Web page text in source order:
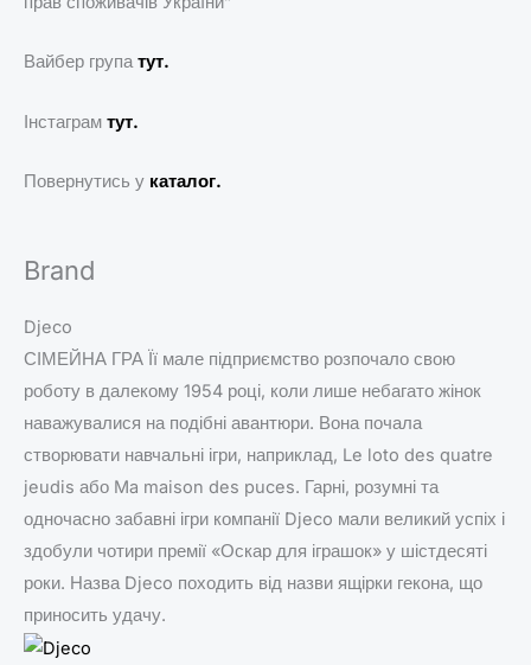
Вайбер групатут.
Інстаграм тут.
Повернутись у каталог.
Brand
Djeco
СІМЕЙНА ГРА Її мале підприємство розпочало свою
роботу в далекому 1954 році, коли лише небагато жінок
наважувалися на подібні авантюри. Вона почала
створювати навчальні ігри, наприклад, Le loto des quatre
jeudis або Ma maison des puces. Гарні, розумні та
одночасно забавні ігри компанії Djeco мали великий успіх і
здобули чотири премії «Оскар для іграшок» у шістдесяті
роки. Назва Djeco походить від назви ящірки гекона, що
приносить удачу.